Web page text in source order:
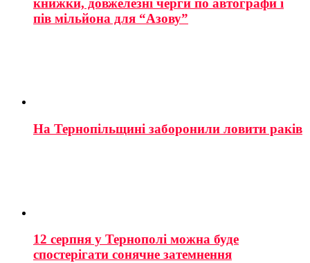
пів мільйона для “Азову”
На Тернопільщині заборонили ловити раків
12 серпня у Тернополі можна буде
спостерігати сонячне затемнення